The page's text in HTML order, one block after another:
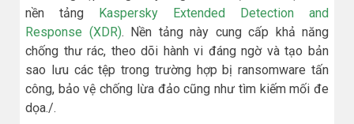
nền tảng Kaspersky Extended Detection and
Response (XDR). Nền tảng này cung cấp khả năng
chống thư rác, theo dõi hành vi đáng ngờ và tạo bản
sao lưu các tệp trong trường hợp bị ransomware tấn
công, bảo vệ chống lừa đảo cũng như tìm kiếm mối đe
dọa./.